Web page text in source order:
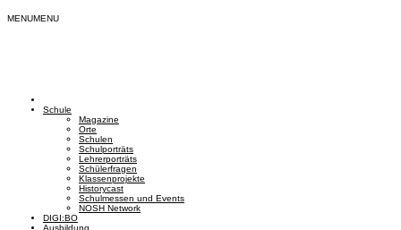
MENUMENU
Schule
Magazine
Orte
Schulen
Schulporträts
Lehrerporträts
Schülerfragen
Klassenprojekte
Historycast
Schulmessen und Events
NOSH Network
DIGI:BO
Ausbildung